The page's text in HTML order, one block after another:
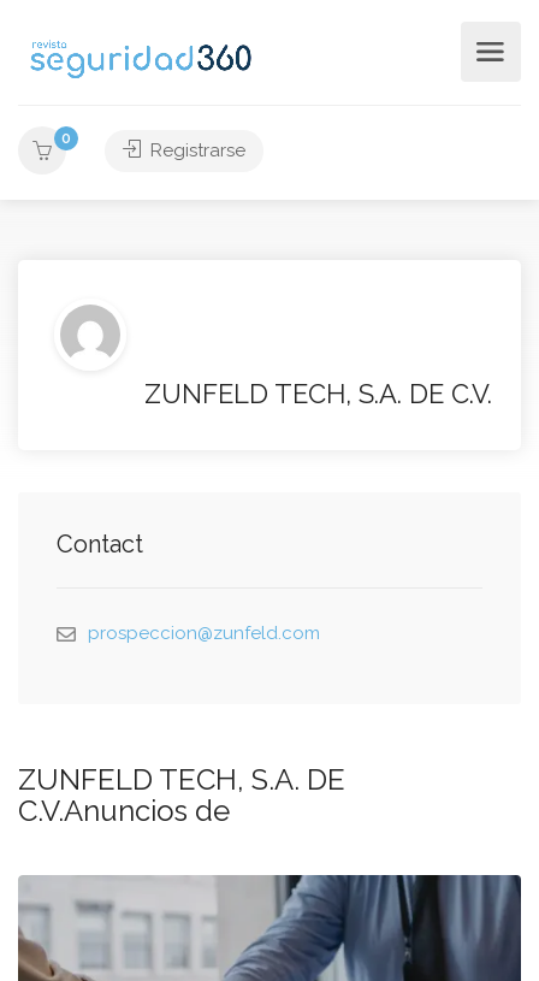
0
Registrarse
ZUNFELD TECH, S.A. DE C.V.
Contact
prospeccion@zunfeld.com
ZUNFELD TECH, S.A. DE
C.V.Anuncios de